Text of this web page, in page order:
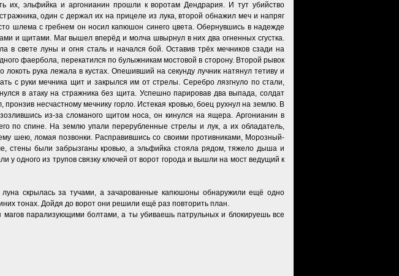
их, эльфийка и аргонианин прошли к воротам Дендрария. И тут убийство
один с держал их на прицеле из лука, второй обнажил меч и напряг
шлема с гребнем он носил капюшон синего цвета. Обернувшись в надежде
и щитами. Маг вышел вперёд и молча швырнул в них два огненных сгустка.
в свете луны и огня сталь и начался бой. Оставив трёх мечников сзади на
фаербола, перекатился по булыжникам мостовой в сторону. Второй рывок
рука лежала в кустах. Опешивший на секунду лучник натянул тетиву и
с руки мечника щит и закрылся им от стрелы. Серебро лязгнуло по стали,
в атаку на стражника без щита. Успешно парировав два выпада, солдат
несчастному мечнику горло. Истекая кровью, боец рухнул на землю. В
из-за сломаного щитом носа, он кинулся на ящера. Аргонианин в
по спине. На землю упали перерубленные стрелы и лук, а их обладатель,
шею, ломая позвонки. Расправившись со своими противниками, Морозный-
стены были забрызганы кровью, а эльфийка стояла рядом, тяжело дыша и
одного из трупов связку ключей от ворот города и вышли на мост ведущий к
скрылась за тучами, а зачарованные капюшоны обнаружили ещё одно
тонах. Дойдя до ворот они решили ещё раз повторить план.
парализующими болтами, а ты убиваешь патрульных и блокируешь все